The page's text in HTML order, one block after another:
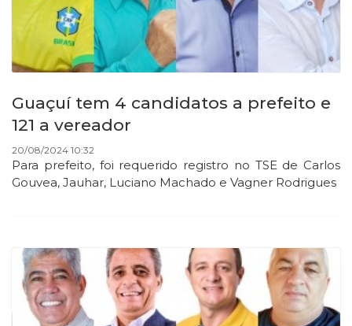
Guaçuí tem 4 candidatos a prefeito e
121 a vereador
20/08/2024 10:32
Para prefeito, foi requerido registro no TSE de Carlos
Gouvea, Jauhar, Luciano Machado e Vagner Rodrigues